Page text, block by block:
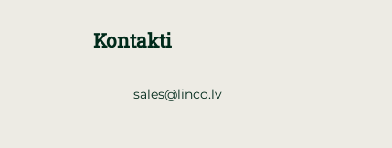
Kontakti
sales@linco.lv